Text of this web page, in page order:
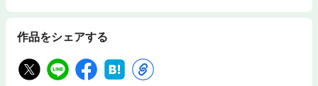
作品をシェアする